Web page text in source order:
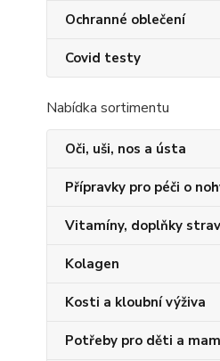
Ochranné oblečení
Covid testy
Nabídka sortimentu
Oči, uši, nos a ústa
Přípravky pro péči o
Vitamíny, doplňky
Kolagen
Kosti a kloubní výživa
Potřeby pro děti a